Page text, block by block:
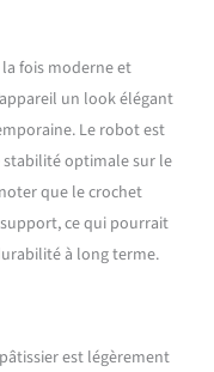
à ajouter des
de
de
produits ont
Si vous
l'utilisation du
client est
fois moderne et
un look élégant
Le robot est
optimale sur le
que le crochet
ce qui pourrait
à long terme.
est légèrement